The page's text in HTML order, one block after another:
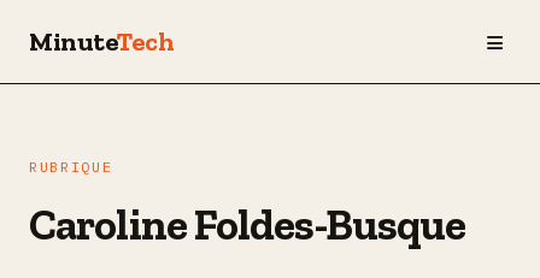
MinuteTech ≡
RUBRIQUE
Caroline Foldes-Busque